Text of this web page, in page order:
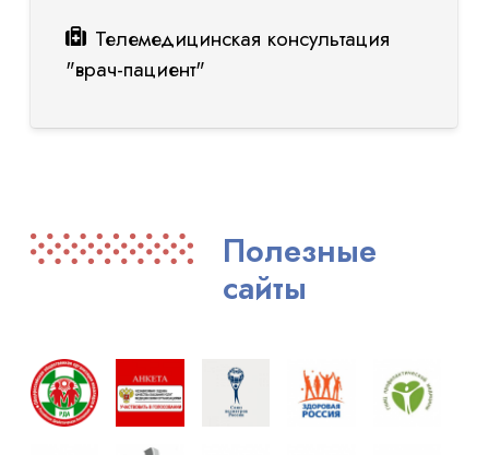
Телемедицинская консультация
"врач-пациент"
Полезные
сайты